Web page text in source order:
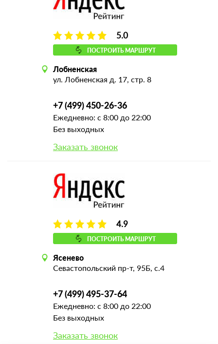
5.0
ПОСТРОИТЬ МАРШРУТ
Лобненская
ул. Лобненская д. 17, стр. 8
+7 (499) 450-26-36
Ежедневно: с 8:00 до 22:00
Без выходных
Заказать звонок
4.9
ПОСТРОИТЬ МАРШРУТ
Ясенево
Севастопольский пр-т, 95Б, с.4
+7 (499) 495-37-64
Ежедневно: с 8:00 до 22:00
Без выходных
Заказать звонок